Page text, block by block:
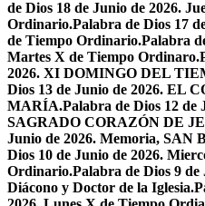
de Dios 18 de Junio de 2026.
Ordinario.Palabra de Dios 17
de Tiempo Ordinario.Palabra
Martes X de Tiempo Ordinaro.
2026. XI DOMINGO DEL
Dios 13 de Junio de 2026. EL
MARÍA.Palabra de Dios 12 de
SAGRADO CORAZÓN DE
Junio de 2026. Memoria, SAN
Dios 10 de Junio de 2026.
Ordinario.Palabra de Dios 9
Diácono y Doctor de la Iglesia.